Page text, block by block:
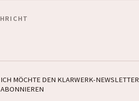
ICH MÖCHTE DEN KLARWERK-NEWSLETTER
ABONNIEREN